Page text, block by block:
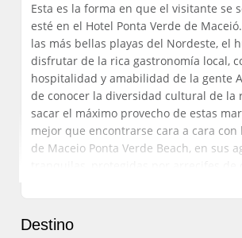
Esta es la forma en que el visitante se
esté en el Hotel Ponta Verde de Maceió.
las más bellas playas del Nordeste, el
disfrutar de la rica gastronomía local,
hospitalidad y amabilidad de la gente
de conocer la diversidad cultural de la
sacar el máximo provecho de estas
mejor que encontrarse cara a cara con
de Maceio Ponta Verde Beach, en sus
de la costa de esta maravilla es el
instalaciones de la marca de buen
Destino